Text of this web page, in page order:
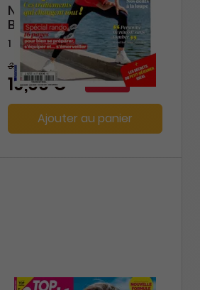
Notre Temps Santé et
Bien-Etre
1 an
31,70 €
19,00 € -40%
Ajouter au panier